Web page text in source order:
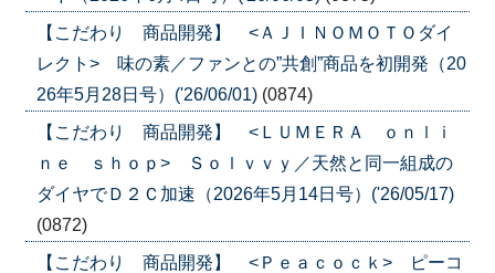
【こだわり 商品開発】 <ＡＪＩＮＯＭＯＴＯダイ
レクト> 味の素／ファンとの”共創”商品を初開発（20
26年5月28日号）('26/06/01) (0874)
【こだわり 商品開発】 <ＬＵＭＥＲＡ ｏｎｌｉ
ｎｅ ｓｈｏｐ> Ｓｏｌｖｖｙ／天然と同一組成の
ダイヤでＤ２Ｃ加速（2026年5月14日号）('26/05/17)
(0872)
【こだわり 商品開発】 <Ｐｅａｃｏｃｋ> ピーコ